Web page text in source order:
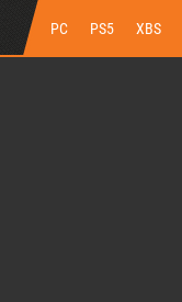
PC PS5 XBS